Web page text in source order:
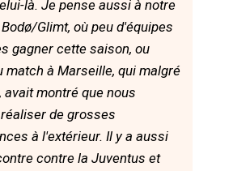
là. Je pense aussi à notre
Glimt, où peu d'équipes
gagner cette saison, ou
match à Marseille, qui malgré
avait montré que nous
de grosses
à l'extérieur. Il y a aussi
contre la Juventus et